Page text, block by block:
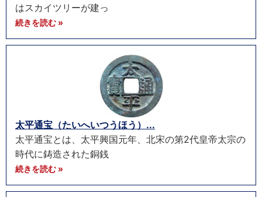
はスカイツリーが建っ
続きを読む »
太平通宝（たいへいつうほう）...
太平通宝とは、太平興国元年、北宋の第2代皇帝太宗の
時代に鋳造された銅銭
続きを読む »